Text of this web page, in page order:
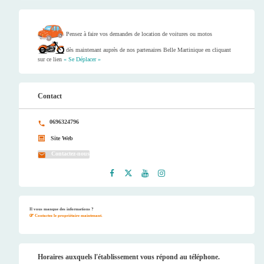
Pensez à faire vos demandes de location de voitures ou motos
dès maintenant auprès de nos partenaires Belle Martinique en cliquant
sur ce lien « Se Déplacer »
Contact
0696324796
Site Web
Contactez-nous
Il vous manque des informations ?
Contactez le propriétaire maintenant.
Horaires auxquels l'établissement vous répond au téléphone.